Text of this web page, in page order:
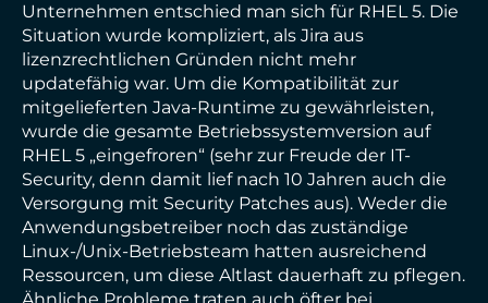
Unternehmen entschied man sich für RHEL 5. Die
Situation wurde kompliziert, als Jira aus
lizenzrechtlichen Gründen nicht mehr
updatefähig war. Um die Kompatibilität zur
mitgelieferten Java-Runtime zu gewährleisten,
wurde die gesamte Betriebssystemversion auf
RHEL 5 „eingefroren“ (sehr zur Freude der IT-
Security, denn damit lief nach 10 Jahren auch die
Versorgung mit Security Patches aus). Weder die
Anwendungsbetreiber noch das zuständige
Linux-/Unix-Betriebsteam hatten ausreichend
Ressourcen, um diese Altlast dauerhaft zu pflegen.